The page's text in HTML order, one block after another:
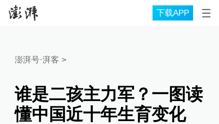
下载APP
澎湃号·湃客 >
谁是二孩主力军？一图读
懂中国近十年生育变化